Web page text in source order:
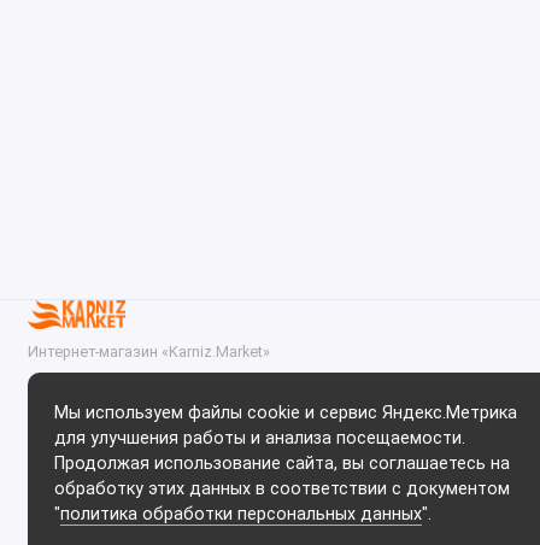
Мы используем файлы cookie и сервис Яндекс.Метрика
для улучшения работы и анализа посещаемости.
Продолжая использование сайта, вы соглашаетесь на
обработку этих данных в соответствии с документом
"политика обработки персональных данных".
Интернет-магазин «Karniz.Market»
2025. При копировании материалов прямая ссылка на
https://karniz.market обязательна!
ПОДДЕРЖКА
8 (499) 714 74 06